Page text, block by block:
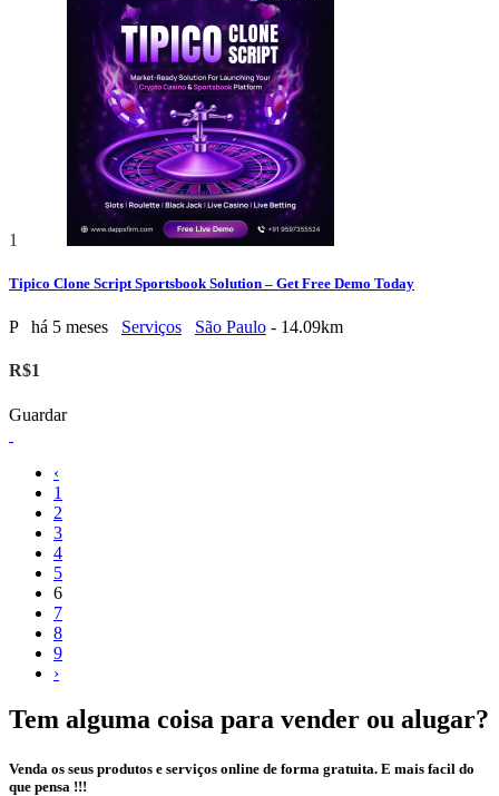
1
Tipico Clone Script Sportsbook Solution – Get Free Demo Today
P há 5 meses Serviços São Paulo - 14.09km
R$1
Guardar
‹
1
2
3
4
5
6
7
8
9
›
Tem alguma coisa para vender ou alugar?
Venda os seus produtos e serviços online de forma gratuita. E mais facil do
que pensa !!!